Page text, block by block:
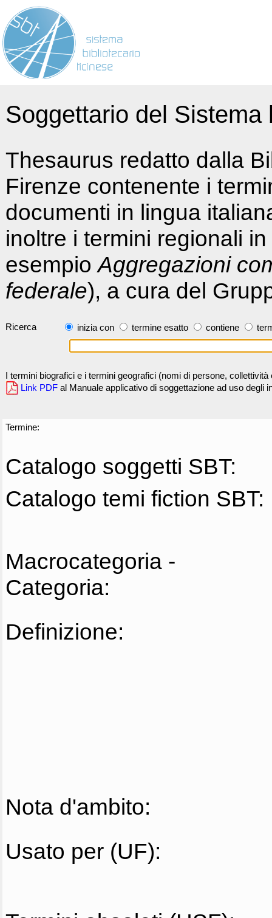
Soggettario del
Thesaurus redatto dalla
Firenze contenente i
documenti in lingua
inoltre i termini regionali
esempioAggregazioni
federale), a cura del
Ricerca inizia con termine esatto contiene
I termini biografici e i termini geografici (nomi di persone,
Link PDF al Manuale applicativo di soggettazione ad uso degli
Termine:
Catalogo soggetti SBT:
Catalogo temi fiction SBT:
Macrocategoria -
Categoria:
Definizione:
Nota d'ambito:
Usato per (UF):